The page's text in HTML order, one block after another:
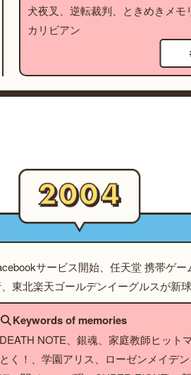
犬夜叉、逆転裁判、ときめきメモ
カリビアン
サービス開始、任天堂 携帯ゲ
東北楽天ゴールデンイーグルスが新
Keywords of memories
DEATH NOTE、銀魂、家庭教師ヒット
とく！、学園アリス、ローゼンメイデ